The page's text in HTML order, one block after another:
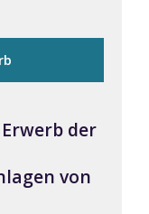
der
von